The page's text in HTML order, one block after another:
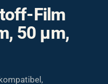
Film
50 µm,